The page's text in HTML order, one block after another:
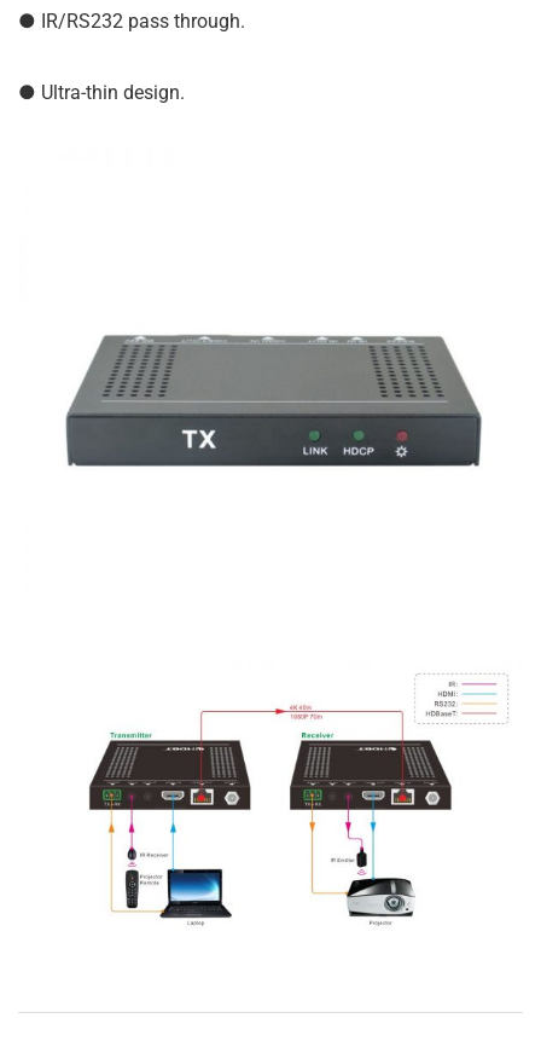
● IR/RS232 pass through.
● Ultra-thin design.